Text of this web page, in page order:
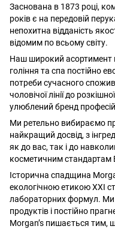
Заснована в 1873 році,
років є на передовій
непохитна відданість
відомим по всьому світу.
Наш широкий асортимент
гоління та спа постійно
потреби сучасного
чоловічої лінії до
улюблений бренд
Ми ретельно вибираємо
найкращий досвід, з
як до вас, так і до
косметичним стандартам
Історична спадщина
екологічною етикою XXI
лабораторних формул. Ми
продуктів і постійно
Morgan’s пишається тим,